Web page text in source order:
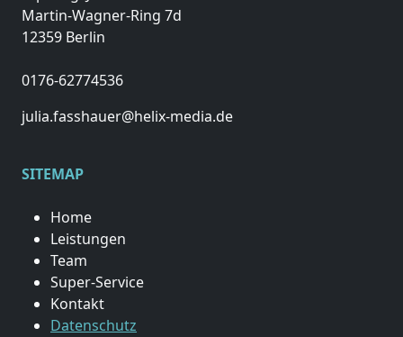
Martin-Wagner-Ring 7d
12359 Berlin
0176-62774536
julia.fasshauer@helix-media.de
SITEMAP
Home
Leistungen
Team
Super-Service
Kontakt
Datenschutz